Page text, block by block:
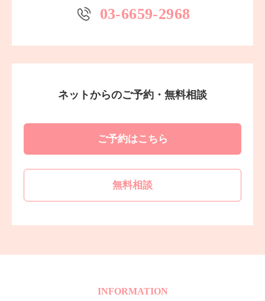
03-6659-2968
ネットからのご予約・無料相談
ご予約はこちら
無料相談
INFORMATION